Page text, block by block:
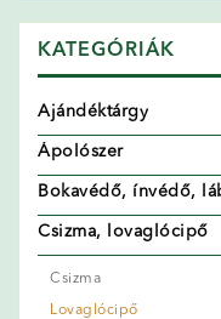
KATEGÓRIÁK
Ajándéktárgy
Ápolószer
Bokavédő, ínvédő,
Csizma, lovaglócipő
Csizma
Lovaglócipő